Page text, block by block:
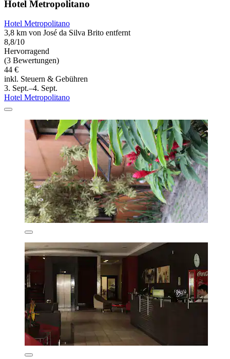
Hotel Metropolitano
Hotel Metropolitano
3,8 km von José da Silva Brito entfernt
8,8/10
Hervorragend
(3 Bewertungen)
44 €
inkl. Steuern & Gebühren
3. Sept.–4. Sept.
Hotel Metropolitano